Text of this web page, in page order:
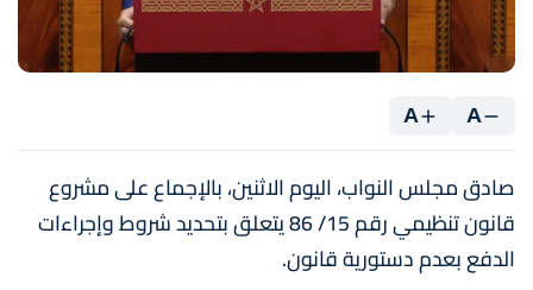
A
A
صادق مجلس النواب، اليوم الاثنين، بالإجماع على مشروع
قانون تنظيمي رقم 15/ 86 يتعلق بتحديد شروط وإجراءات
الدفع بعدم دستورية قانون.